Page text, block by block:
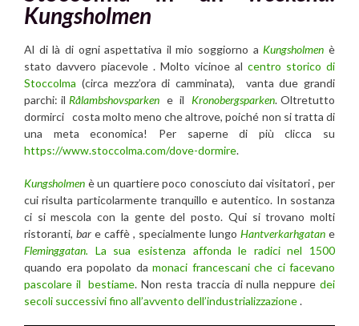
Kungsholmen
Al di là di ogni aspettativa il mio soggiorno a Kungsholmen è
stato davvero piacevole . Molto vicinoe al centro storico di
Stoccolma (circa mezz’ora di camminata), vanta due grandi
parchi: il Rålambshovsparken e il Kronobergsparken. Oltretutto
dormirci costa molto meno che altrove, poiché non si tratta di
una meta economica! Per saperne di più clicca su
https://www.stoccolma.com/dove-dormire.
Kungsholmen è un quartiere poco conosciuto dai visitatori , per
cui risulta particolarmente tranquillo e autentico. In sostanza
ci si mescola con la gente del posto. Qui si trovano molti
ristoranti, bar e caffè , specialmente lungo Hantverkarhgatan e
Fleminggatan. La sua esistenza affonda le radici nel 1500
quando era popolato da monaci francescani che ci facevano
pascolare il bestiame. Non resta traccia di nulla neppuredei
secoli successivi fino all’avvento dell’industrializzazione.